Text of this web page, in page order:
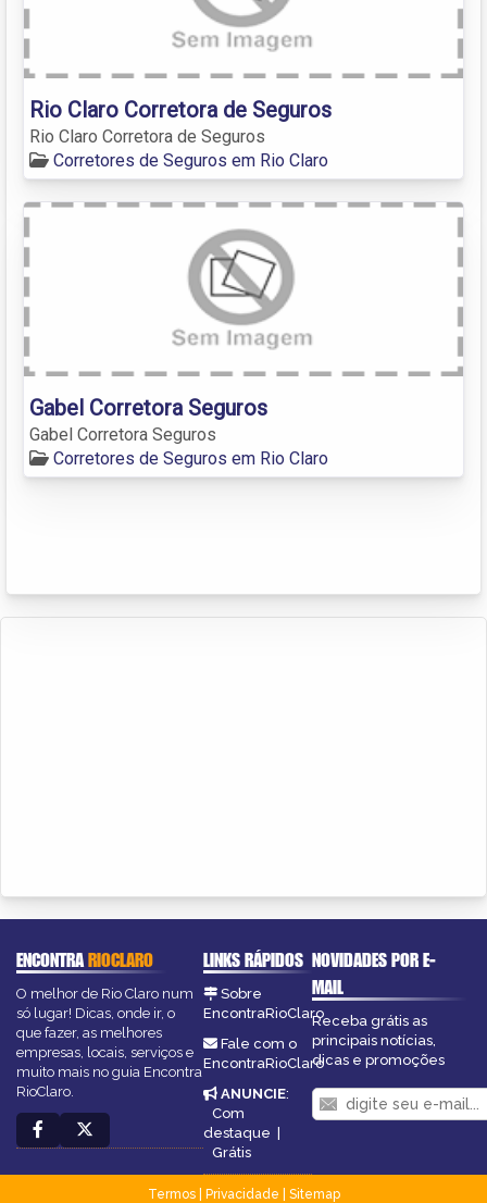
Rio Claro Corretora de Seguros
Rio Claro Corretora de Seguros
Corretores de Seguros em Rio Claro
Gabel Corretora Seguros
Gabel Corretora Seguros
Corretores de Seguros em Rio Claro
ENCONTRARIOCLARO
O melhor de Rio Claro num
só lugar! Dicas, onde ir, o
que fazer, as melhores
empresas, locais, serviços e
muito mais no guia Encontra
RioClaro.
LINKS RÁPIDOS
Sobre
EncontraRioClaro
Fale com o
EncontraRioClaro
ANUNCIE:
Com
destaque |
Grátis
NOVIDADES POR E-
MAIL
Receba grátis as
principais notícias,
dicas e promoções
Termos| Privacidade
Sitemap